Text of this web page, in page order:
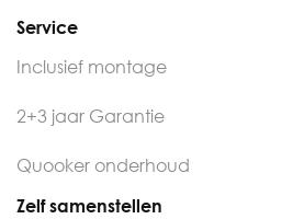
Service
Inclusief montage
2+3 jaar Garantie
Quooker onderhoud
Zelf samenstellen